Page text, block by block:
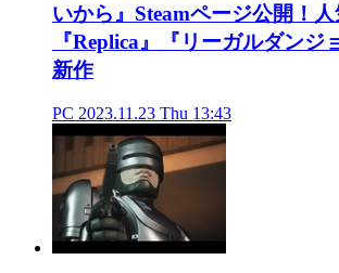
いから』Steamページ公開！
『Replica』『リーガルダンジ
新作
PC 2023.11.23 Thu 13:43